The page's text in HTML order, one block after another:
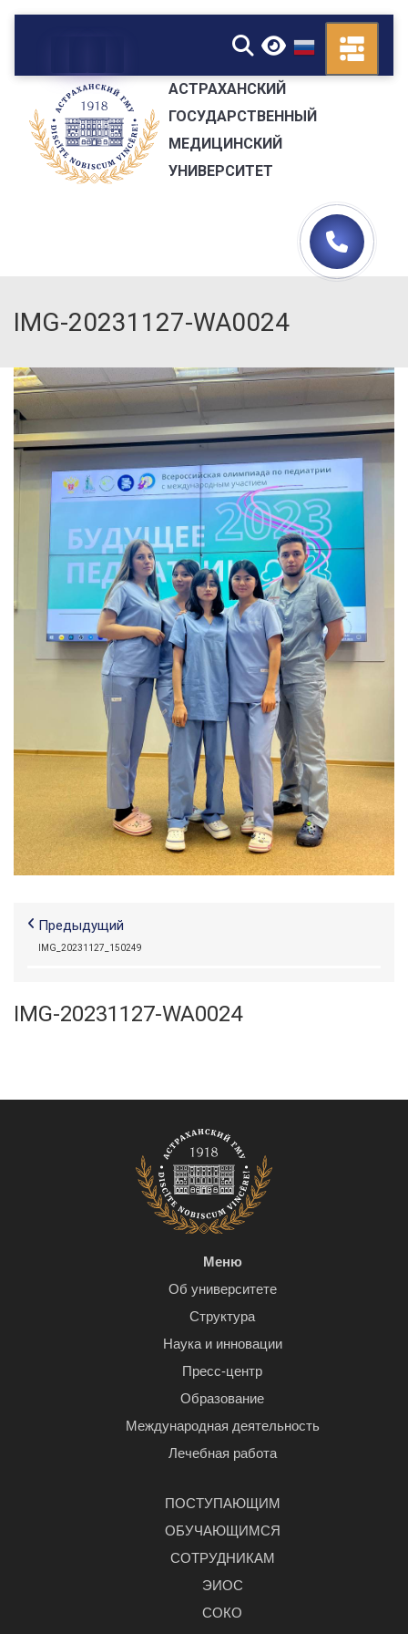
▼
АСТРАХАНСКИЙ
ГОСУДАРСТВЕННЫЙ
МЕДИЦИНСКИЙ
УНИВЕРСИТЕТ
IMG-20231127-WA0024
Предыдущий
IMG_20231127_150249
IMG-20231127-WA0024
Меню
Об университете
Структура
Наука и инновации
Пресс-центр
Образование
Международная деятельность
Лечебная работа
ПОСТУПАЮЩИМ
ОБУЧАЮЩИМСЯ
СОТРУДНИКАМ
ЭИОС
СОКО